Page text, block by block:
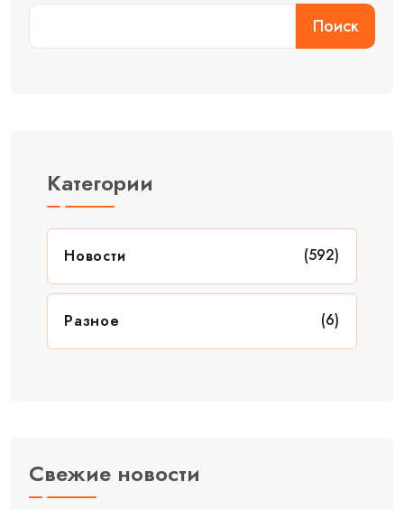
Поиск
Категории
Новости (592)
Разное (6)
Свежие новости